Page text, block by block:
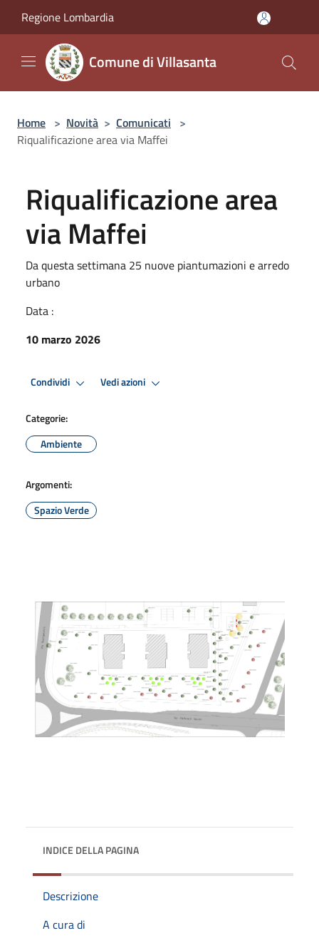
Regione Lombardia
Comune di Villasanta
Home > Novità > Comunicati >
Riqualificazione area via Maffei
Riqualificazione area
via Maffei
Da questa settimana 25 nuove piantumazioni e arredo
urbano
Data :
10 marzo 2026
Condividi Vedi azioni
Categorie:
Ambiente
Argomenti:
Spazio Verde
INDICE DELLA PAGINA
Descrizione
A cura di